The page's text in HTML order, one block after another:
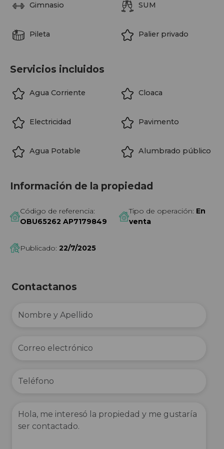
Gimnasio SUM
Pileta Palier privado
Servicios incluidos
Agua Corriente Cloaca
Electricidad Pavimento
Agua Potable Alumbrado público
Información de la propiedad
Código de referencia:
OBU65262 AP7179849
Tipo de operación: En
venta
Publicado: 22/7/2025
Contactanos